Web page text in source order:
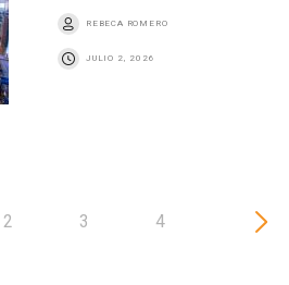
REBECA ROMERO
JULIO 2, 2026
2 3 4